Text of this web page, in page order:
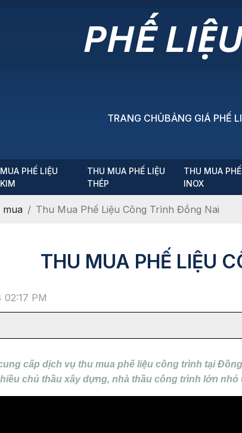
TRANG CHỦBẢNG GIÁ PHẾ
PHẾ LIỆU
THU MUA PHẾ LIỆU
THÉP
THU MUA
INOX
mua ​​​​​​​Thu Mua Phế Liệu Công Trình Đồng Nai
​​​​​​​THU MUA PHẾ LIỆU
02:17 PM
cấp dịch vụ thu mua phế liệu công trình tại
chủ thầu xây dựng, nhà thầu công trình lớn